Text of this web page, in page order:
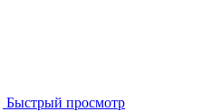
Быстрый просмотр